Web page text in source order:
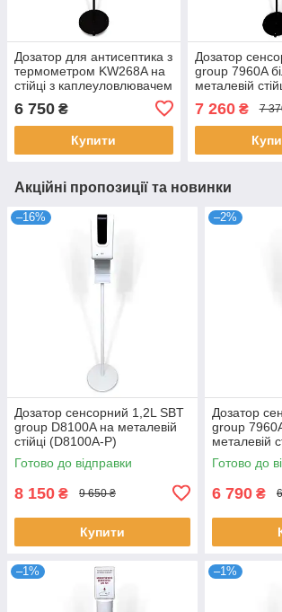
Дозатор для антисептика з
термометром KW268A на
стійці з каплеуловлювачем
BPBKT)
6 750 ₴
Купити
Дозатор
group 7960A
металевій
(7960A-PK2)
7 260₴ 7
Акційні пропозиції та новинки
–16%
Дозатор сенсорний 1,2L SBT
group D8100A на металевій
стійці (D8100A-P)
Готово до відправки
8 150 ₴ 9 650 ₴
Купити
–2%
Дозатор
group
металевій
(7960A-P2)
Готово до
6 790 ₴
–1% –1%